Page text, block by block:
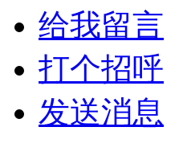
给我留言
打个招呼
发送消息